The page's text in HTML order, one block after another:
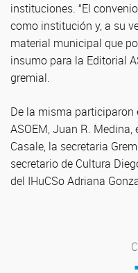
instituciones. “El
como institución y, a su
material municipal que
insumo para la Editorial
gremial.
De la misma participaron
ASOEM, Juan R.
Casale, la secretaria
secretario de Cultura
del IHuCSo Adriana